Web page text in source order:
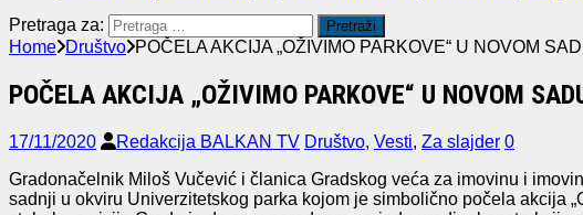
Pretraga za:
Home Društvo POČELA AKCIJA „OŽIVIMO PARKOVE“ U NOVOM
POČELA AKCIJA „OŽIVIMO PARKOVE“ U NOVOM
17/11/2020 Redakcija BALKAN TV Društvo, Vesti, Za slajder 0
Gradonačelnik Miloš Vučević i članica Gradskog veća za imovinu i
sadnji u okviru Univerzitetskog parka kojom je simbolično počela akcija